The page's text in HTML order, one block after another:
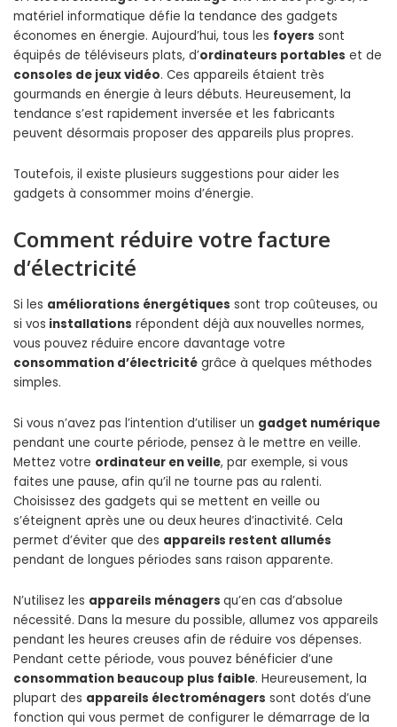
matériel informatique défie la tendance des gadgets
économes en énergie. Aujourd’hui, tous les foyers sont
équipés de téléviseurs plats, d’ordinateurs portables et de
consoles de jeux vidéo. Ces appareils étaient très
gourmands en énergie à leurs débuts. Heureusement, la
tendance s’est rapidement inversée et les fabricants
peuvent désormais proposer des appareils plus propres.
Toutefois, il existe plusieurs suggestions pour aider les
gadgets à consommer moins d’énergie.
Comment réduire votre facture
d’électricité
Si les améliorations énergétiques sont trop coûteuses, ou
si vos installations répondent déjà aux nouvelles normes,
vous pouvez réduire encore davantage votre
consommation d’électricité grâce à quelques méthodes
simples.
Si vous n’avez pas l’intention d’utiliser un gadget numérique
pendant une courte période, pensez à le mettre en veille.
Mettez votre ordinateur en veille, par exemple, si vous
faites une pause, afin qu’il ne tourne pas au ralenti.
Choisissez des gadgets qui se mettent en veille ou
s’éteignent après une ou deux heures d’inactivité. Cela
permet d’éviter que des appareils restent allumés
pendant de longues périodes sans raison apparente.
N’utilisez les appareils ménagers qu’en cas d’absolue
nécessité. Dans la mesure du possible, allumez vos appareils
pendant les heures creuses afin de réduire vos dépenses.
Pendant cette période, vous pouvez bénéficier d’une
consommation beaucoup plus faible. Heureusement, la
plupart des appareils électroménagers sont dotés d’une
fonction qui vous permet de configurer le démarrage de la